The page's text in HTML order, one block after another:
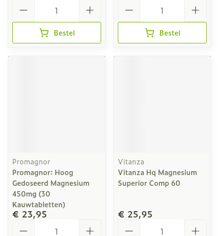
Bestel Bestel
Promagnor
Promagnor: Hoog
Gedoseerd Magnesium
450mg (30
Kauwtabletten)
€ 23,95
Vitanza
Vitanza Hq Magnesium
Superior Comp 60
€ 25,95